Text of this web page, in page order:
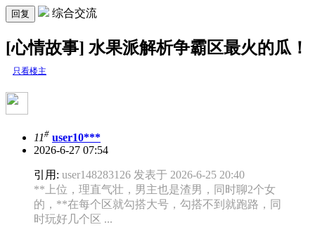
回复 综合交流
[心情故事] 水果派解析争霸区最火的瓜！
只看楼主
11# user10***
2026-6-27 07:54
引用: user148283126 发表于 2026-6-25 20:40
**上位，理直气壮，男主也是渣男，同时聊2个女
的，**在每个区就勾搭大号，勾搭不到就跑路，同
时玩好几个区 ...